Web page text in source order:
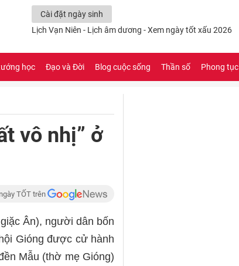
Cài đặt ngày sinh
Lịch Vạn Niên - Lịch âm dương - Xem ngày tốt xấu 2026
học Đạo và Đời Blog cuộc sống Thần số Phong tục
vô nhị” ở
TỐT trên
Ân), người dân bốn
Gióng được cử hành
Mẫu (thờ mẹ Gióng)